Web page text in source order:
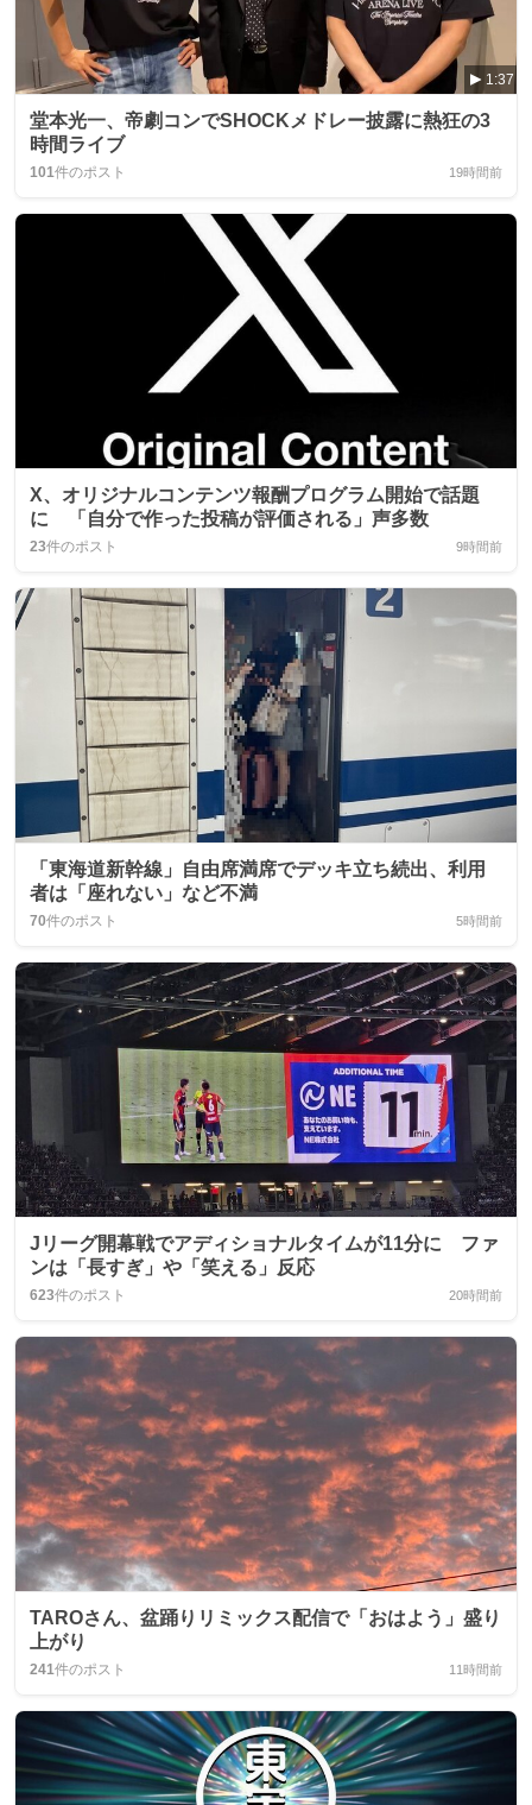
1:37
堂本光一、帝劇コンでSHOCKメドレー披露に熱狂の3
時間ライブ
101件のポスト 19時間前
X、オリジナルコンテンツ報酬プログラム開始で話題
に 「自分で作った投稿が評価される」声多数
23件のポスト 9時間前
「東海道新幹線」自由席満席でデッキ立ち続出、利用
者は「座れない」など不満
70件のポスト 5時間前
Jリーグ開幕戦でアディショナルタイムが11分に ファ
ンは「長すぎ」や「笑える」反応
623件のポスト 20時間前
TAROさん、盆踊りリミックス配信で「おはよう」盛り
上がり
241件のポスト 11時間前